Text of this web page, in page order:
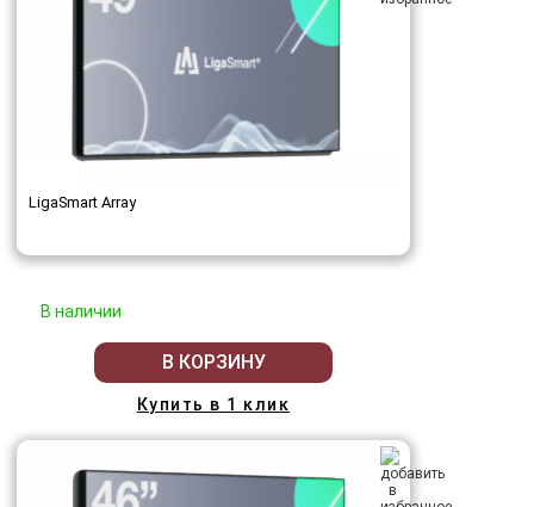
LigaSmart Array
В наличии
В КОРЗИНУ
Купить в 1 клик